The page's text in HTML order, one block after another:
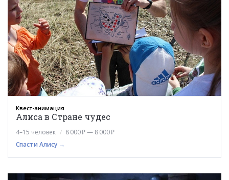
Квест-анимация
Алиса в Стране чудес
4–15 человек
8 000 ₽ — 8 000 ₽
Спасти Алису →